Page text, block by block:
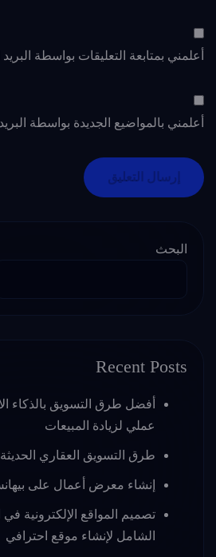
أعلمني بمتابعة التعليقات بواسطة البريد
أعلمني بالمواضيع الجديدة بواسطة
البحث
Recent Posts
أفضل طرق التسويق بالذكاء
عملي لزيادة المبيعات
طرق التسويق العقاري
إنشاء معرض أعمال على
تصميم المواقع الإلكترونية في
الشامل لإنشاء موقع احترافي